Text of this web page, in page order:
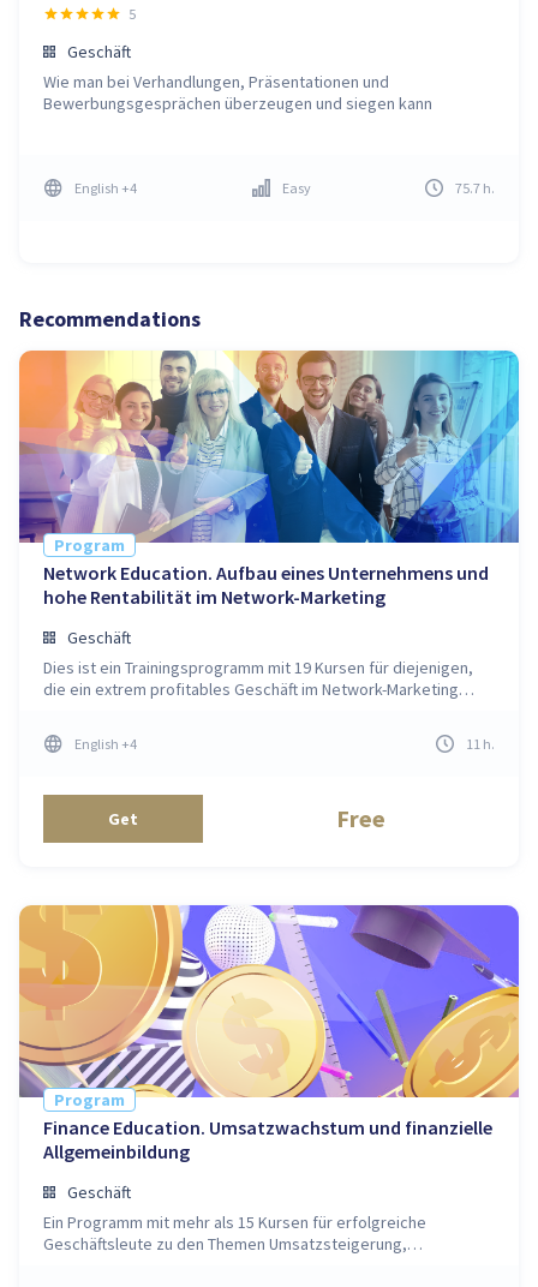
5
Geschäft
Wie man bei Verhandlungen, Präsentationen und
Bewerbungsgesprächen überzeugen und siegen kann
English +4 Easy 75.7 h.
Recommendations
Program
Network Education. Aufbau eines Unternehmens und
hohe Rentabilität im Network-Marketing
Geschäft
Dies ist ein Trainingsprogramm mit 19 Kursen für diejenigen,
die ein extrem profitables Geschäft im Network-Marketing
English +4 11 h.
Get Free
Program
Finance Education. Umsatzwachstum und finanzielle
Allgemeinbildung
Geschäft
Ein Programm mit mehr als 15 Kursen für erfolgreiche
Geschäftsleute zu den Themen Umsatzsteigerung,